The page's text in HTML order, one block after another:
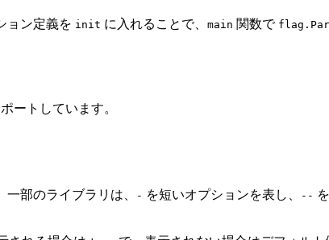
ョン定義を init に入れることで、 main 関数で
ートしています。
部のライブラリは、 - を短いオプションを表し、 --